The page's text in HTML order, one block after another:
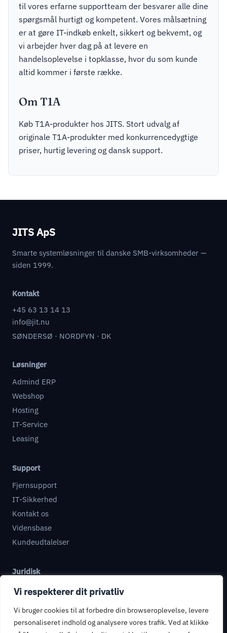
Vi respekterer dit privatliv
Vi bruger cookies til at forbedre din browseroplevelse, levere
personaliseret indhold og analysere vores trafik. Ved at klikke
til vores erfarne supportteam der besvarer alle dine
spørgsmål hurtigt og kompetent. Vores målsætning
er at gøre IT-indkøb enkelt, sikkert og bekvemt, og
vi arbejder hver dag på at levere en
handelsoplevelse i topklasse, hvor du som kunde
altid kommer i første række.
Om T1A
Køb T1A-produkter hos JITS. Stort udvalg af
originale T1A-produkter med konkurrencedygtige
priser, hurtig levering og dansk support.
JITS ApS
Smarte systemløsninger til danske SMB-virksomheder —
siden 1999.
Kontakt
+45 63 13 14 13
info@jit.nu
SØNDERSØ · NORDFYN · DK
Løsninger
Admind ERP
Webshop
Hosting
IT-Service
Leasing
Support
Fjernsupport
IT-Sikkerhed
Kontakt os
Vidensbase
Kundeudtalelser
Juridisk
Databehandleraftale
Privatlivspolitik
Handelsbetingelser